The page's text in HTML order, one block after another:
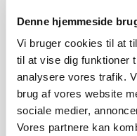
Denne hjemmeside
Vi bruger cookies til at
til at vise dig funktioner
analysere vores trafik.
brug af vores website
sociale medier,
Vores partnere kan
»Nu stopper I«:
protestgruppe vil
gødskningslov